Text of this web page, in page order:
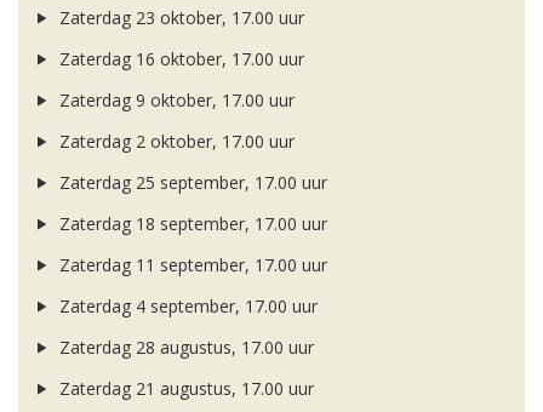
Zaterdag 23 oktober, 17.00 uur
Zaterdag 16 oktober, 17.00 uur
Zaterdag 9 oktober, 17.00 uur
Zaterdag 2 oktober, 17.00 uur
Zaterdag 25 september, 17.00 uur
Zaterdag 18 september, 17.00 uur
Zaterdag 11 september, 17.00 uur
Zaterdag 4 september, 17.00 uur
Zaterdag 28 augustus, 17.00 uur
Zaterdag 21 augustus, 17.00 uur